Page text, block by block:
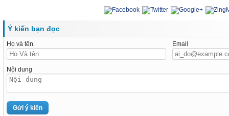
Ý kiến bạn đọc
Họ và tên Email
Nội dung